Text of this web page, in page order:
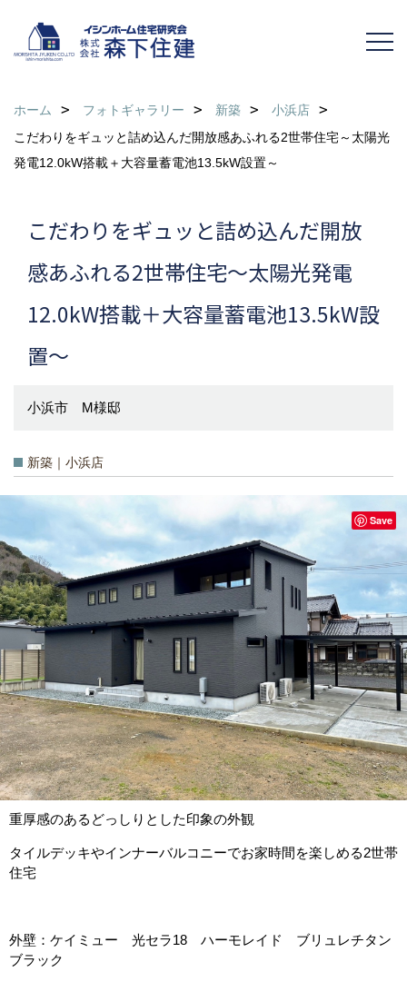
ホーム フォトギャラリー 新築
小浜店
こだわりをギュッと詰め込んだ開放感あふれる2世帯住宅～太陽光
発電12.0kW搭載＋大容量蓄電池13.5kW設置～
こだわりをギュッと詰め込んだ開放
感あふれる2世帯住宅～太陽光発電
12.0kW搭載＋大容量蓄電池13.5kW設
置～
小浜市 M様邸
新築｜小浜店
重厚感のあるどっしりとした印象の外観
タイルデッキやインナーバルコニーでお家時間を楽しめる2世帯
住宅
外壁：ケイミュー 光セラ18 ハーモレイド ブリュレチタン
ブラック
Save